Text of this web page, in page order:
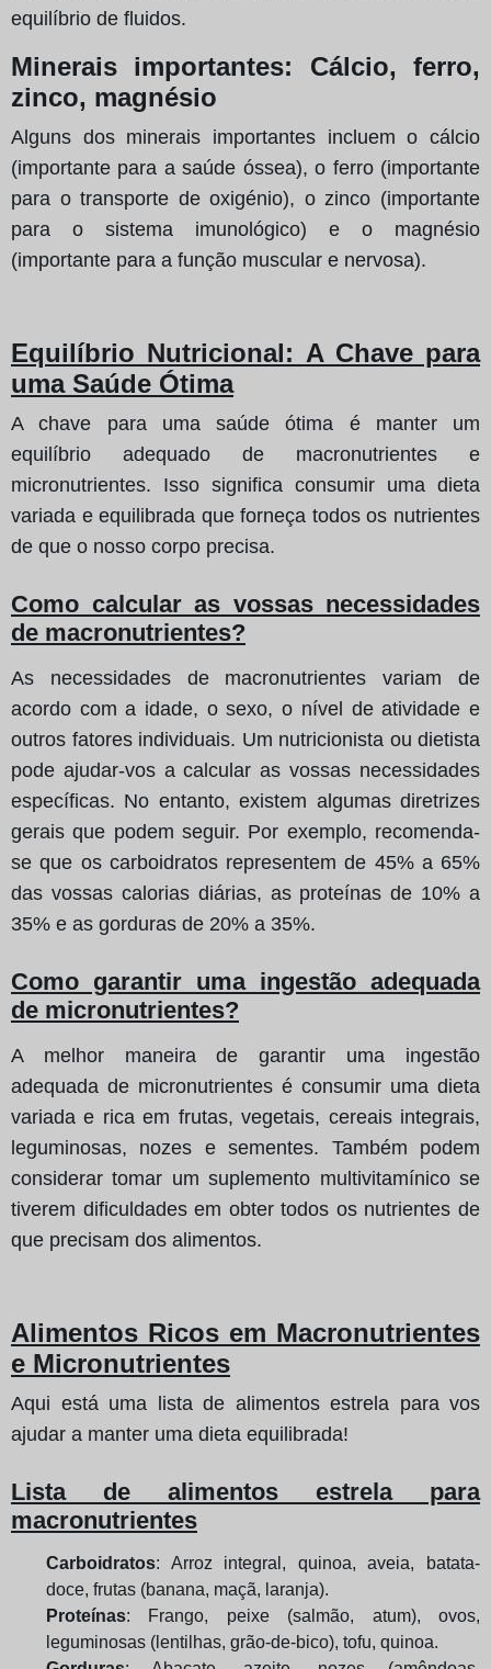
equilíbrio de fluidos.
Minerais importantes: Cálcio, ferro,
zinco, magnésio
Alguns dos minerais importantes incluem o cálcio
(importante para a saúde óssea), o ferro (importante
para o transporte de oxigénio), o zinco (importante
para o sistema imunológico) e o magnésio
(importante para a função muscular e nervosa).
Equilíbrio Nutricional: A Chave para
uma Saúde Ótima
A chave para uma saúde ótima é manter um
equilíbrio adequado de macronutrientes e
micronutrientes. Isso significa consumir uma dieta
variada e equilibrada que forneça todos os nutrientes
de que o nosso corpo precisa.
Como calcular as vossas necessidades
de macronutrientes?
As necessidades de macronutrientes variam de
acordo com a idade, o sexo, o nível de atividade e
outros fatores individuais. Um nutricionista ou dietista
pode ajudar-vos a calcular as vossas necessidades
específicas. No entanto, existem algumas diretrizes
gerais que podem seguir. Por exemplo, recomenda-
se que os carboidratos representem de 45% a 65%
das vossas calorias diárias, as proteínas de 10% a
35% e as gorduras de 20% a 35%.
Como garantir uma ingestão adequada
de micronutrientes?
A melhor maneira de garantir uma ingestão
adequada de micronutrientes é consumir uma dieta
variada e rica em frutas, vegetais, cereais integrais,
leguminosas, nozes e sementes. Também podem
considerar tomar um suplemento multivitamínico se
tiverem dificuldades em obter todos os nutrientes de
que precisam dos alimentos.
Alimentos Ricos em Macronutrientes
e Micronutrientes
Aqui está uma lista de alimentos estrela para vos
ajudar a manter uma dieta equilibrada!
Lista de alimentos estrela para
macronutrientes
Carboidratos: Arroz integral, quinoa, aveia, batata-
doce, frutas (banana, maçã, laranja).
Proteínas: Frango, peixe (salmão, atum), ovos,
leguminosas (lentilhas, grão-de-bico), tofu, quinoa.